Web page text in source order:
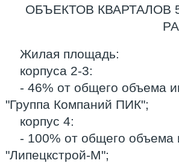
ОБЪЕКТОВ КВАРТАЛОВ
Жилая площадь:
корпуса 2-3:
- 46% от общего объема
"Группа Компаний ПИК";
корпус 4:
- 100% от общего
"Липецкстрой-М";